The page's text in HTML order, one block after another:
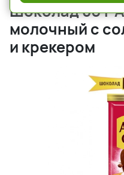
Шоколад 80 г
молочный с
и крекером